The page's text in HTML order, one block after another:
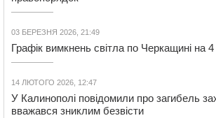
03 БЕРЕЗНЯ 2026, 21:49
Графік вимкнень світла по Черкащині на
14 ЛЮТОГО 2026, 12:47
У Калинополі повідомили про загибель
вважався зниклим безвісти